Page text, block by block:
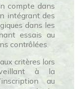
compte dans
intégrant des
dans les
essais au
contrôlées.
critères lors
à la
au